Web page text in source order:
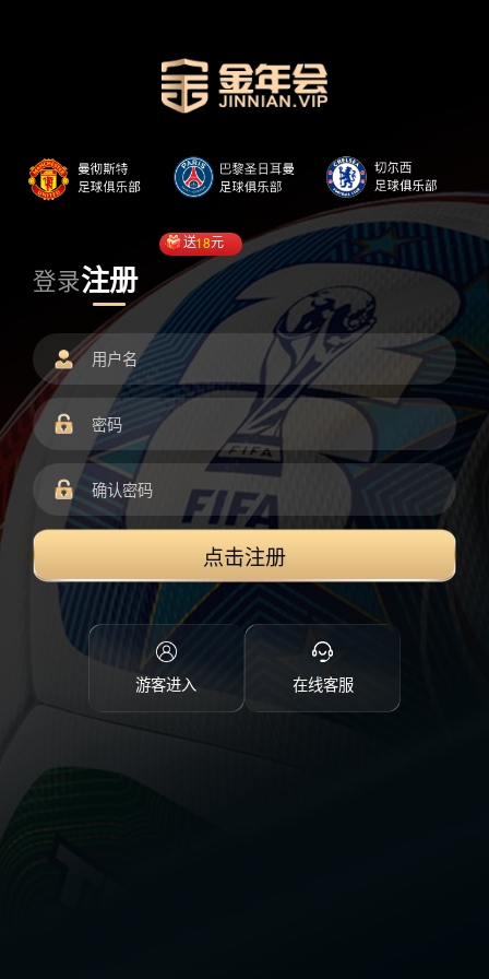
登录注册
送18元
点击注册
游客进入 在线客服